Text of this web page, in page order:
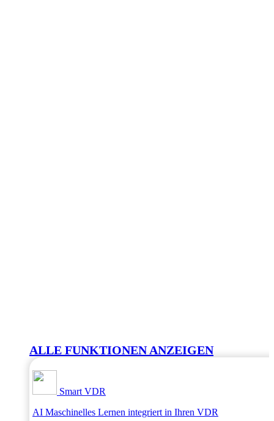
ALLE FUNKTIONEN ANZEIGEN
Smart VDR
AI Maschinelles Lernen integriert in Ihren VDR